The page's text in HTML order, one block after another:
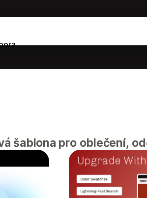
šablona pro oblečení,